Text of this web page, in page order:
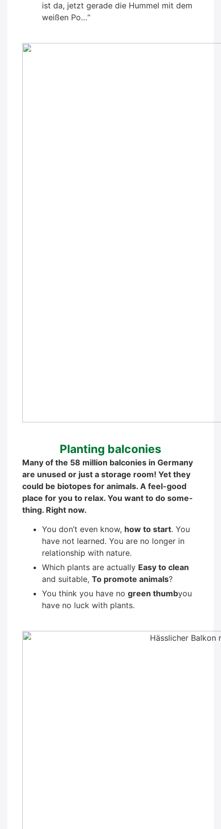
ist da, jetzt gera­de die Hum­mel mit dem
wei­ßen Po…“
Plan­ting bal­co­nies
Many of the 58 mil­li­on bal­co­nies in Ger­ma­ny
are unu­sed or just a sto­rage room! Yet they
could be bio­to­pes for ani­mals. A feel-good
place for you to relax. You want to do some­
thing. Right now.
You don’t even know, how to start. You
have not lear­ned. You are no lon­ger in
rela­ti­onship with natu­re.
Which plants are actual­ly Easy to clean
and sui­ta­ble, To pro­mo­te ani­mals?
You think you have no green thumbyou
have no luck with plants.